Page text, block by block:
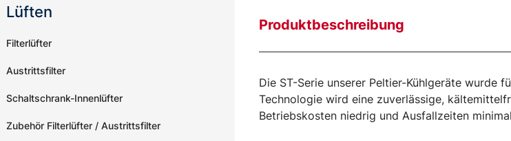
Produktbeschreibung
Die ST-Serie unserer Peltier-Kühlgeräte wurde
Technologie wird eine zuverlässige,
Betriebskosten niedrig und Ausfallzeiten
Lüften
Filterlüfter
Austrittsfilter
Schaltschrank-Innenlüfter
Zubehör Filterlüfter / Austrittsfilter